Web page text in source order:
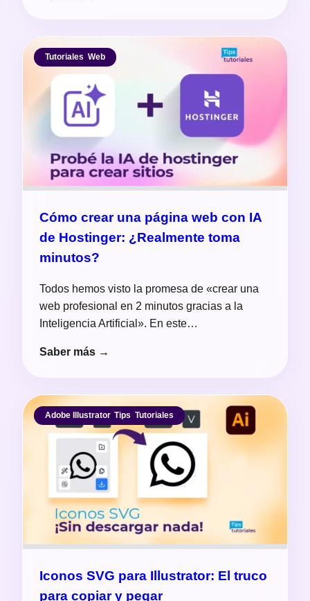
Tutoriales, Web
Cómo crear una página web con IA
de Hostinger: ¿Realmente toma
minutos?
Todos hemos visto la promesa de «crear una
web profesional en 2 minutos gracias a la
Inteligencia Artificial». En este…
Saber más →
Adobe Illustrator, Tips, Tutoriales
Iconos SVG para Illustrator: El truco
para copiar y pegar